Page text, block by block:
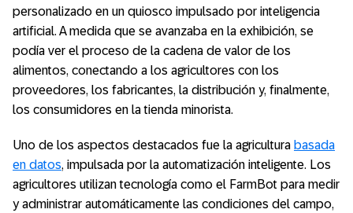
personalizado en un quiosco impulsado por inteligencia
artificial. A medida que se avanzaba en la exhibición, se
podía ver el proceso de la cadena de valor de los
alimentos, conectando a los agricultores con los
proveedores, los fabricantes, la distribución y, finalmente,
los consumidores en la tienda minorista.
Uno de los aspectos destacados fue la agricultura basada
en datos, impulsada por la automatización inteligente. Los
agricultores utilizan tecnología como el FarmBot para medir
y administrar automáticamente las condiciones del campo,